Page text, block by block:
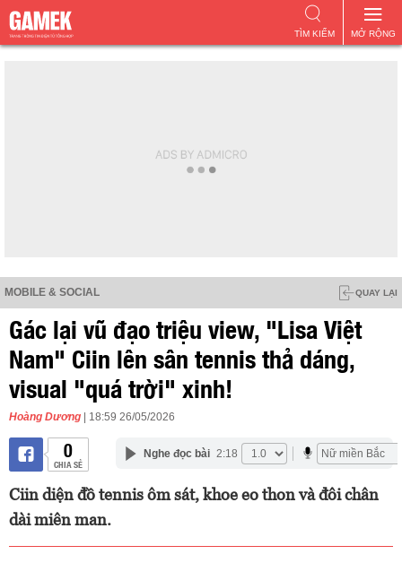
MỞ RỘNG
TÌM KIẾM
MOBILE & SOCIAL QUAY LẠI
Gác lại vũ đạo triệu view, "Lisa Việt
Nam" Ciin lên sân tennis thả dáng,
visual "quá trời" xinh!
Hoàng Dương | 18:59 26/05/2026
0
CHIA SẺ
Nghe đọc bài 2:18
Ciin diện đồ tennis ôm sát, khoe eo thon và đôi chân
dài miên man.